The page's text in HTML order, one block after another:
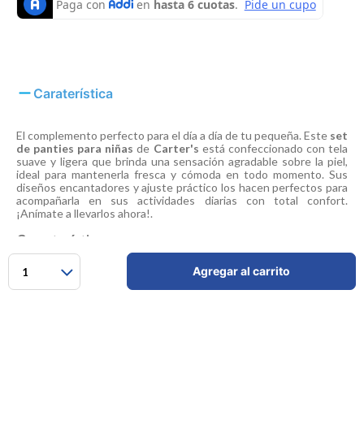
1 Agregar al carrito
Caraterística
El complemento perfecto para el día a día de tu pequeña. Este set
de panties para niñas de Carter's está confeccionado con tela
suave y ligera que brinda una sensación agradable sobre la piel,
ideal para mantenerla fresca y cómoda en todo momento. Sus
diseños encantadores y ajuste práctico los hacen perfectos para
acompañarla en sus actividades diarias con total confort.
¡Anímate a llevarlos ahora!.
Características:
Incluye: 6 panties.
Tela suave y delicada con la piel.
Ajuste cómodo y ligero para uso diario.